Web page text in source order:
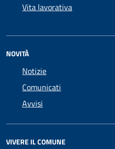
Vita lavorativa
NOVITÀ
Notizie
Comunicati
Avvisi
VIVERE IL COMUNE